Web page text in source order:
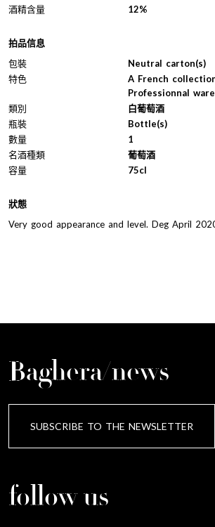
酒精含量
12%
拍品信息
包裝
Neutral carton(s)
特色
A French
Professionnal
類別
白葡萄酒
瓶裝
Bottle(s)
數量
1
名酒種類
葡萄酒
容量
75cl
狀態
Very good appearance and level. Deg April
Baghera/news
SUBSCRIBE TO THE NEWSLETTER
follow us